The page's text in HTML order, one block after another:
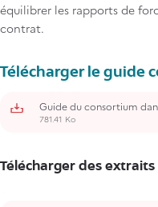
équilibrer les rapports de
contrat.
Titre
Télécharger le guide
Guide du consortium
781.41 Ko
Télécharger des